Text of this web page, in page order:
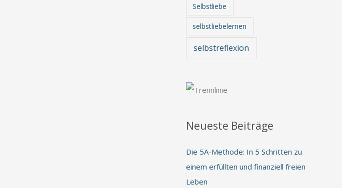
Selbstliebe
selbstliebelernen
selbstreflexion
Neueste Beiträge
Die 5A-Methode: In 5 Schritten zu
einem erfüllten und finanziell freien
Leben